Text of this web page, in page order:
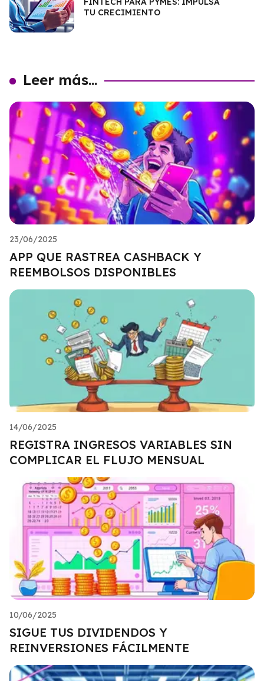
TU CRECIMIENTO
Leer más...
23/06/2025
APP QUE RASTREA CASHBACK Y
REEMBOLSOS DISPONIBLES
14/06/2025
REGISTRA INGRESOS VARIABLES SIN
COMPLICAR EL FLUJO MENSUAL
10/06/2025
SIGUE TUS DIVIDENDOS Y
REINVERSIONES FÁCILMENTE